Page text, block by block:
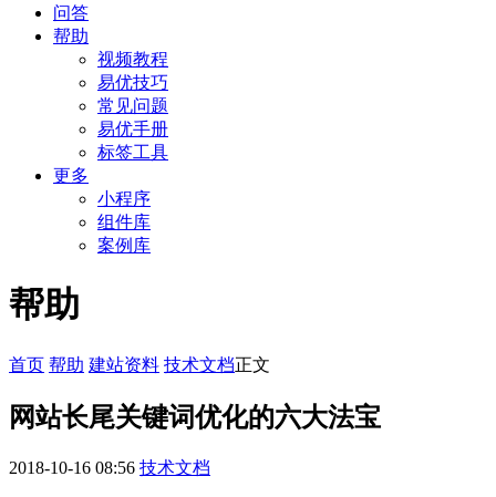
问答
帮助
视频教程
易优技巧
常见问题
易优手册
标签工具
更多
小程序
组件库
案例库
帮助
首页 帮助 建站资料 技术文档正文
网站长尾关键词优化的六大法宝
2018-10-16 08:56 技术文档